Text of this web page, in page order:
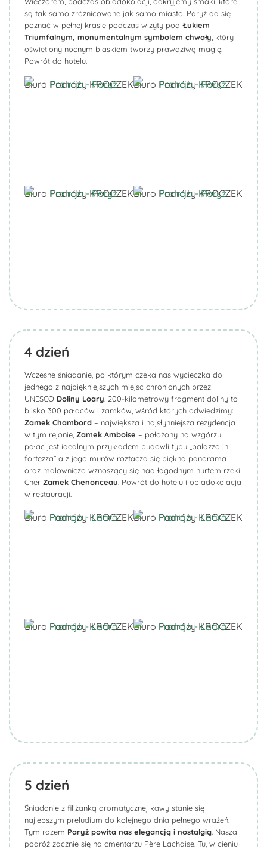
są tak samo zróżnicowane jak samo miasto. Paryż da się
poznać w pełnej krasie podczas wizyty pod Łukiem
Triumfalnym, monumentalnym symbolem chwały , który
oświetlony nocnym blaskiem tworzy prawdziwą magię.
Powrót do hotelu.
Biuro Podróży KROCZEKBiuro Podróży KROCZEK
Biuro Podróży KROCZEKBiuro Podróży KROCZEK
4 dzień
Wczesne śniadanie, po którym czeka nas wycieczka do
jednego z najpiękniejszych miejsc chronionych przez
UNESCO Doliny Loary . 200-kilometrowy fragment doliny to
blisko 300 pałaców i zamków, wśród których odwiedzimy:
Zamek Chambord – największa i najsłynniejsza rezydencja
w tym rejonie, Zamek Amboise – położony na wzgórzu
pałac jest idealnym przykładem budowli typu „palazzo in
fortezza” a z jego murów roztacza się piękna panorama
oraz malowniczo wznoszący się nad łagodnym nurtem rzeki
Cher Zamek Chenonceau . Powrót do hotelu i obiadokolacja
w restauracji.
Biuro Podróży KROCZEKBiuro Podróży KROCZEK
Biuro Podróży KROCZEKBiuro Podróży KROCZEK
5 dzień
Śniadanie z filiżanką aromatycznej kawy stanie się
najlepszym preludium do kolejnego dnia pełnego wrażeń.
Tym razem Paryż powita nas elegancją i nostalgią . Nasza
podróż zacznie się na cmentarzu Père Lachaise. Tu, w cieniu